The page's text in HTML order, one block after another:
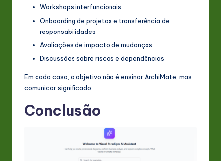
Workshops interfuncionais
Onboarding de projetos e transferência de
responsabilidades
Avaliações de impacto de mudanças
Discussões sobre riscos e dependências
Em cada caso, o objetivo não é ensinar ArchiMate, mas
comunicar significado.
Conclusão